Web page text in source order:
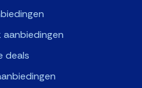
aanbiedingen
deals